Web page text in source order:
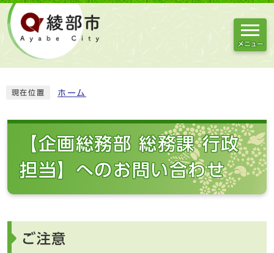
メニュー
現在位置 ホーム
【企画総務部 総務課 行政
担当】へのお問い合わせ
ご注意